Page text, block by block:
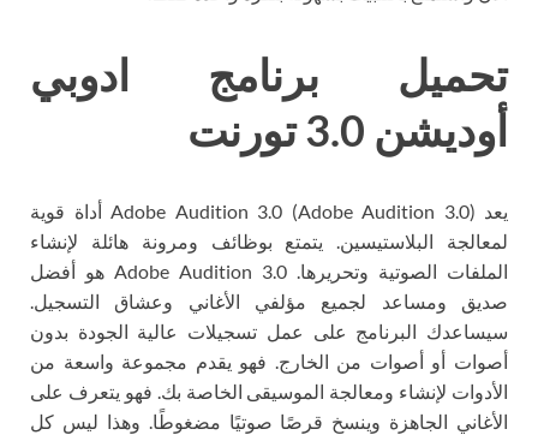
تحميل برنامج ادوبي
أوديشن 3.0 تورنت
يعد Adobe Audition 3.0 (Adobe Audition 3.0) أداة قوية
لمعالجة البلاستيسين. يتمتع بوظائف ومرونة هائلة لإنشاء
الملفات الصوتية وتحريرها. Adobe Audition 3.0 هو أفضل
صديق ومساعد لجميع مؤلفي الأغاني وعشاق التسجيل.
سيساعدك البرنامج على عمل تسجيلات عالية الجودة بدون
أصوات أو أصوات من الخارج. فهو يقدم مجموعة واسعة من
الأدوات لإنشاء ومعالجة الموسيقى الخاصة بك. فهو يتعرف على
الأغاني الجاهزة وينسخ قرصًا صوتيًا مضغوطًا. وهذا ليس كل